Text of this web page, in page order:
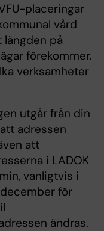
placeringar
vård
på
förekommer.
verksamheter
utgår från din
adressen
att
i LADOK
vanligtvis i
för
ändras.